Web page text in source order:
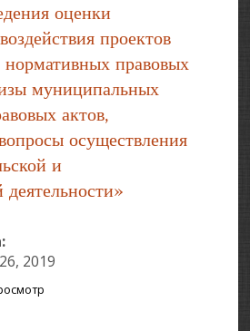
оценки
проектов
правовых
муниципальных
актов,
осуществления
и
2019
Проведения Оценки Регулирующего